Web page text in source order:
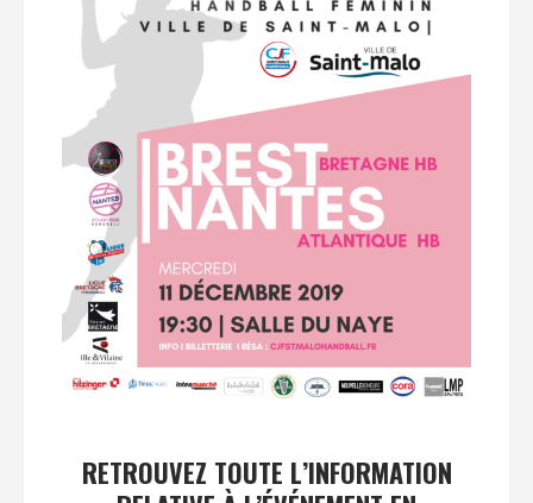
RETROUVEZ TOUTE L’INFORMATION